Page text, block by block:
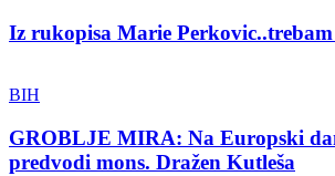
Iz rukopisa Marie
BIH
GROBLJE MIRA: Na Europski
predvodi mons. Dražen Kutleša